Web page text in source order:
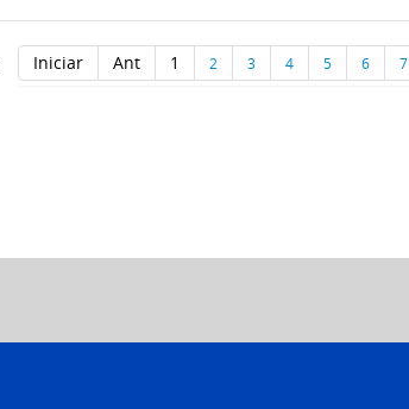
Iniciar Ant 1 2 3 4 5 6 7